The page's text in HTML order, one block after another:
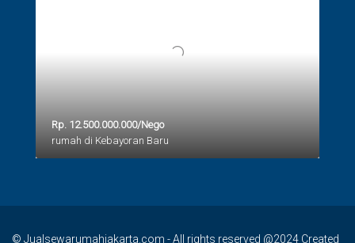
Rp. 12.500.000.000/Nego
rumah di Kebayoran Baru
© Jualsewarumahjakarta.com - All rights reserved @2024 Created